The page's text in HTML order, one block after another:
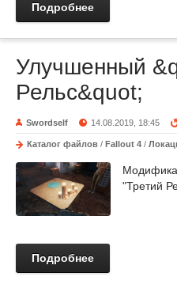
Подробнее
Улучшенный
Рельс&quot;
Swordself 14.08.2019, 18:45
Каталог файлов / Fallout 4 /
"Третий
Подробнее